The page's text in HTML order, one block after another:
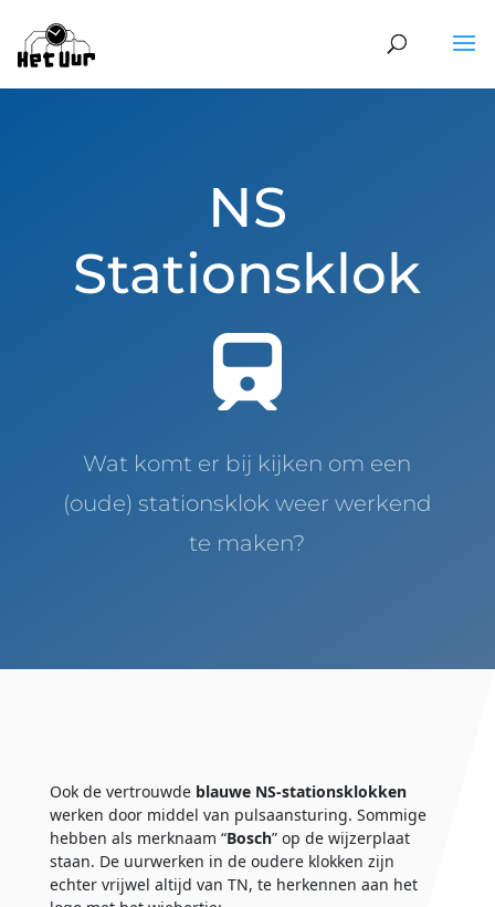
NS
Stationsklok
Wat komt er bij kijken om een
(oude) stationsklok weer werkend
te maken?
Ook de vertrouwde blauwe NS-stationsklokken
werken door middel van pulsaansturing. Sommige
hebben als merknaam “Bosch” op de wijzerplaat
staan. De uurwerken in de oudere klokken zijn
echter vrijwel altijd van TN, te herkennen aan het